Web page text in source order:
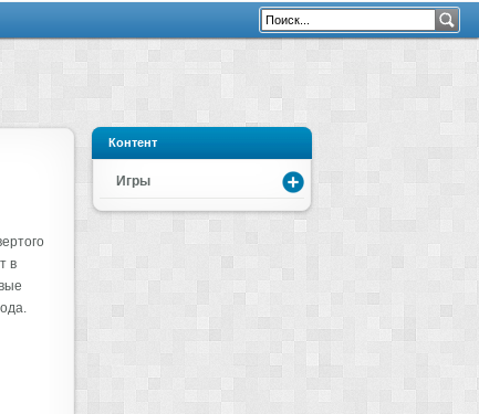
в
Контент
Игры